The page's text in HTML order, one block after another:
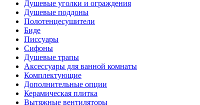
Душевые уголки и ограждения
Душевые поддоны
Полотенцесушители
Биде
Писсуары
Сифоны
Душевые трапы
Аксессуары для ванной комнаты
Комплектующие
Дополнительные опции
Керамическая плитка
Вытяжные вентиляторы